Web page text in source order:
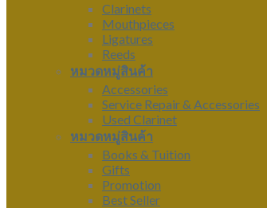
Clarinets
Mouthpieces
Ligatures
Reeds
หมวดหมู่สินค้า
Accessories
Service Repair & Accessories
Used Clarinet
หมวดหมู่สินค้า
Books & Tuition
Gifts
Promotion
Best Seller